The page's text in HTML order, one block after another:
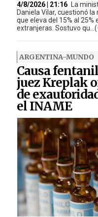
4/8/2026 | 21:16 La
Daniela Vilar, cuestionó
que eleva del 15% al
extranjeras. Sostuvo
ARGENTINA-MUNDO
Causa
juez Kreplak
de
el INAME